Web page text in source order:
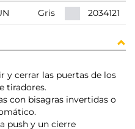
Gris 2034121
y cerrar las puertas de los
tiradores.
con bisagras invertidas o
push y un cierre